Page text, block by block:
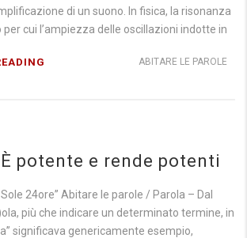
di un suono. In fisica, la risonanza
cui l’ampiezza delle oscillazioni indotte in
ABITARE LE PAROLE
potente e rende potenti
Sole 24ore” Abitare le parole / Parola – Dal
più che indicare un determinato termine, in
significava genericamente esempio,